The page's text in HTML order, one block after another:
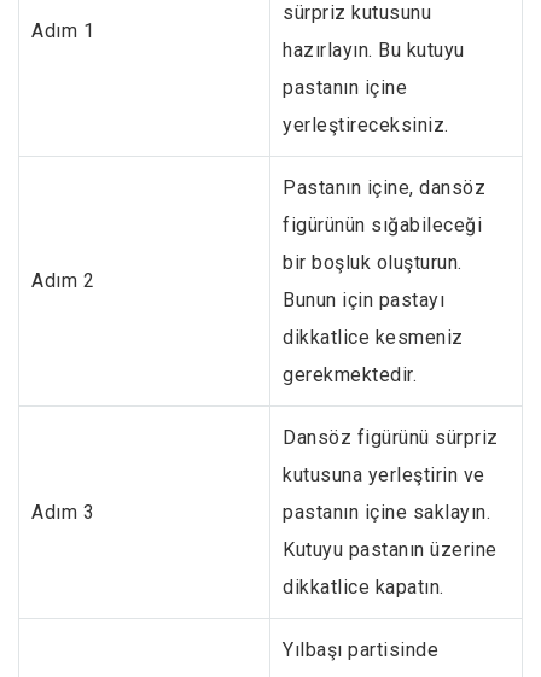
Adım 1
sürpriz kutusunu
hazırlayın. Bu kutuyu
pastanın içine
yerleştireceksiniz.
Adım 2
Pastanın içine, dansöz
figürünün sığabileceği
bir boşluk oluşturun.
Bunun için pastayı
dikkatlice kesmeniz
gerekmektedir.
Adım 3
Dansöz figürünü sürpriz
kutusuna yerleştirin ve
pastanın içine saklayın.
Kutuyu pastanın üzerine
dikkatlice kapatın.
Yılbaşı partisinde